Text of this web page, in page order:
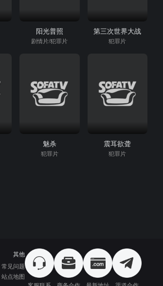
阳光普照
剧情片/犯罪片
第三次世界大战
犯罪片
魅杀
犯罪片
震耳欲聋
犯罪片
其他
常见问题
站点地图